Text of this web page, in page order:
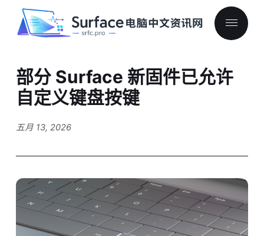
部分 Surface 新固件已允许
自定义键盘按键
五月 13, 2026